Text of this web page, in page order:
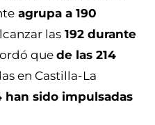
agrupa a 190
las 192 durante
que de las 214
en Castilla-La
han sido impulsadas